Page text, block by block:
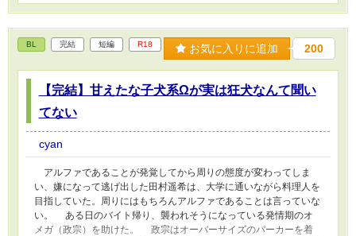
BL 完結 短編 R18 お気に入りに追加 200
【完結】甘えたな子犬系Ωが実は狂犬なんて聞い
てない
cyan
アルファであることが発覚してから周りの態度が変わってしま
い、嫌になって逃げ出した田村遥希は、大学に通いながら料理人を
目指していた。周りにはもちろんアルファであることは言っていな
い。 ある日のバイト帰り、襲われそうになっている発情期のオ
メガ（政宗）を助けた。 政宗はオーバーサイズのパーカーを着